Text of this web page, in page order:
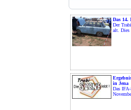
Das
Der
alt. Dies
in Jena
Das IFA-